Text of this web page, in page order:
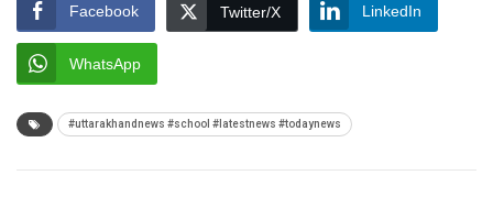
Facebook Twitter/X LinkedIn
WhatsApp
#uttarakhandnews #school #latestnews #todaynews